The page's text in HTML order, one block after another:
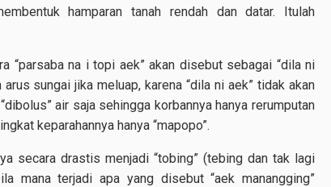
hamparan tanah rendah dan datar. Itulah
“parsaba na i topi aek” akan disebut sebagai “dila ni
sungai jika meluap, karena “dila ni aek” tidak akan
air saja sehingga korbannya hanya rerumputan
keparahannya hanya “mapopo”.
secara drastis menjadi “tobing” (tebing dan tak lagi
mana terjadi apa yang disebut “aek manangging”